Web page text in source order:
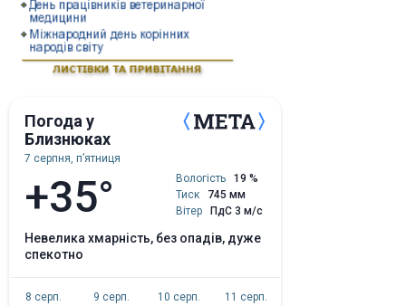
Погода у
Близнюках
7 серпня, пʼятниця
+35° Вологість
19 %
Тиск
745 мм
Вітер
ПдС 3 м/с
невелика хмарність, без опадів, дуже
спекотно
8 серп. 9 серп. 10 серп. 11 серп.